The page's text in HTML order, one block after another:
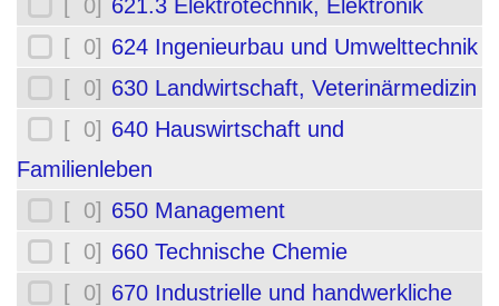
[ 0] 621.3 Elektrotechnik, Elektronik
[ 0] 624 Ingenieurbau und Umwelttechnik
[ 0] 630 Landwirtschaft, Veterinärmedizin
[ 0] 640 Hauswirtschaft und
Familienleben
[ 0] 650 Management
[ 0] 660 Technische Chemie
[ 0] 670 Industrielle und handwerkliche